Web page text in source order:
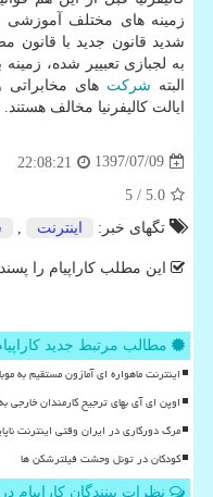
زمینه های مختلف آموزشی
شدید قانون جدید با
به لجبازی تعبییر شده،
البته شركت های مخابراتی
ایالت كالیفرنیا مخالف هستند.
1397/07/09
22:08:21
5.0
/ 5
تگهای خبر:
اینترنت
این مطلب کاراپیام را
مطالب مرتبط جدید
اینترنت ماهواره ای آمازون مستقیم به
اوپن ای آی بهای ترجیح کارمندان خارجی
مرگ دورکاری در ایران وقتی اینترنت
کودکان در تونل وحشت فیلترشکن ها
نظرات بینندگان